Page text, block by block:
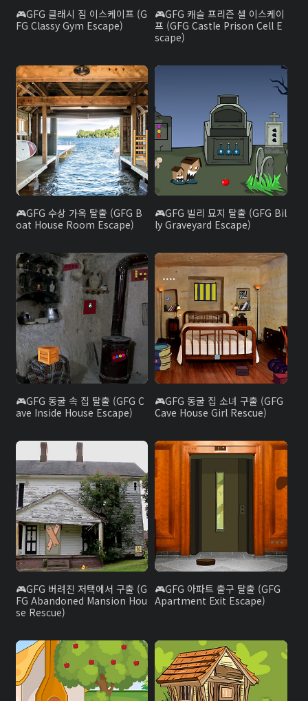
GFG 클래시 짐 이스케이프 (G
FG Classy Gym Escape)
GFG 캐슬 프리즌 셀 이스케이
프 (GFG Castle Prison Cell E
scape)
GFG 수상 가옥 탈출 (GFG B
oat House Room Escape)
GFG 빌리 묘지 탈출 (GFG Bil
ly Graveyard Escape)
GFG 동굴 속 집 탈출 (GFG C
ave Inside House Escape)
GFG 동굴 집 소녀 구출 (GFG
Cave House Girl Rescue)
GFG 버려진 저택에서 구출 (G
FG Abandoned Mansion Hou
se Rescue)
GFG 아파트 출구 탈출 (GFG
Apartment Exit Escape)